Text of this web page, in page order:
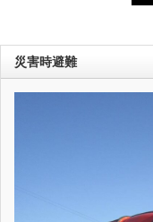
災害時避難